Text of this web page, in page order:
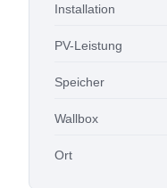
Installation
PV-Leistung
Speicher
Wallbox
Ort